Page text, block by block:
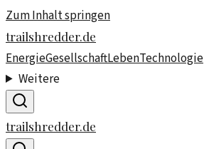
Zum Inhalt springen
trailshredder.de
EnergieGesellschaftLebenTechnologie
Weitere
trailshredder.de